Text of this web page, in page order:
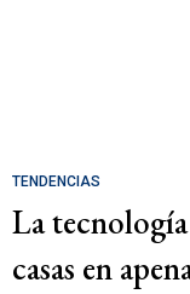
TENDENCIAS
La
casas en